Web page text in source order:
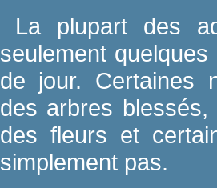
La plupart des
seulement
de jour. Certaines
des arbres blessés,
des fleurs et
simplement pas.